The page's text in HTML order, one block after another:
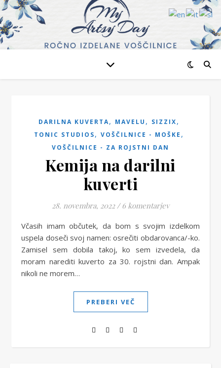
DARILNA KUVERTA, MAVELU , SIZZIX,
TONIC STUDIOS, VOŠČILNICE - MOŠKE ,
VOŠČILNICE - ZA ROJSTNI DAN
Kemija na darilni
kuverti
28. novembra, 2022 / 6 komentarjev
Včasih imam občutek, da bom s svojim izdelkom
uspela doseči svoj namen: osrečiti obdarovanca/-ko.
Zamisel sem dobila takoj, ko sem izvedela, da
moram narediti kuverto za 30. rojstni dan. Ampak
nikoli ne morem…
PREBERI VEČ